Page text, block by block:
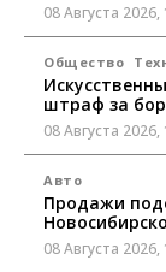
08 Августа 2026,
Общество
штраф за
08 Августа 2026,
Авто
Продажи
08 Августа 2026,